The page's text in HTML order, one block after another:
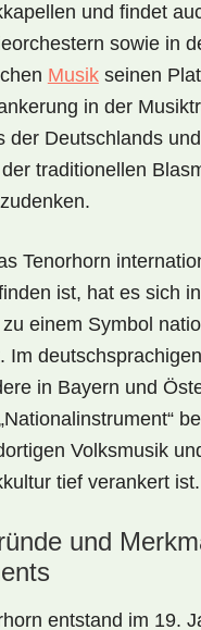
und findet
sowie in
Musikseinen
in der
der Deutschlands
traditionellen
Tenorhorn
ist, hat es sich
einem Symbol
Im
in Bayern und
Volksmusik
tief verankert ist.
und
entstand im 19.